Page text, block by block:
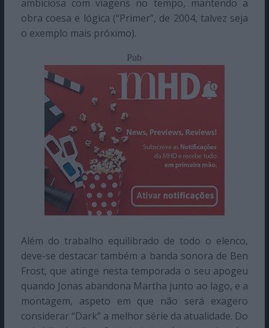
ambiciosa com viagens no tempo, mantendo a
obra coesa e lógica (“Primer”, de 2004, talvez seja
o exemplo mais próximo).
Pub
Além do trabalho equilibrado de todo o elenco,
deve-se destacar também a banda sonora de Ben
Frost, que atinge nesta temporada o seu apogeu
quando Jonas abandona Martha junto ao lago, e a
montagem, aspeto em que não será exagero
considerar “Dark” a melhor série da atualidade. Do